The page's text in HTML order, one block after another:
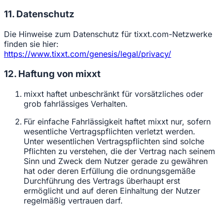
11. Datenschutz
Die Hinweise zum Datenschutz für tixxt.com-Netzwerke
finden sie hier:
https://www.tixxt.com/genesis/legal/privacy/
12. Haftung von mixxt
mixxt haftet unbeschränkt für vorsätzliches oder
grob fahrlässiges Verhalten.
Für einfache Fahrlässigkeit haftet mixxt nur, sofern
wesentliche Vertragspflichten verletzt werden.
Unter wesentlichen Vertragspflichten sind solche
Pflichten zu verstehen, die der Vertrag nach seinem
Sinn und Zweck dem Nutzer gerade zu gewähren
hat oder deren Erfüllung die ordnungsgemäße
Durchführung des Vertrags überhaupt erst
ermöglicht und auf deren Einhaltung der Nutzer
regelmäßig vertrauen darf.